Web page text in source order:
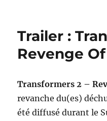
Trailer :
Revenge
Transformers 2 –
revanche du(es)
été diffusé durant le